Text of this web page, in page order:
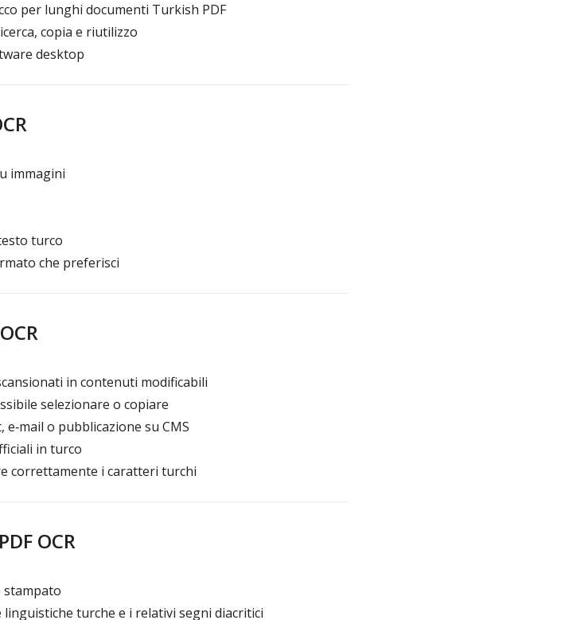
per lunghi documenti Turkish PDF
copia e riutilizzo
desktop
immagini
turco
che preferisci
in contenuti modificabili
selezionare o copiare
o pubblicazione su CMS
in turco
correttamente i caratteri turchi
OCR
stampato
turche e i relativi segni diacritici